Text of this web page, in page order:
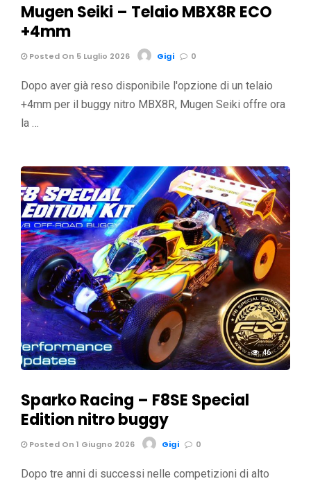
Mugen Seiki – Telaio MBX8R ECO
+4mm
Posted On 5 Luglio 2026 Gigi 0
Dopo aver già reso disponibile l'opzione di un telaio
+4mm per il buggy nitro MBX8R, Mugen Seiki offre ora
la …
46
Sparko Racing – F8SE Special
Edition nitro buggy
Posted On 1 Giugno 2026 Gigi 0
Dopo tre anni di successi nelle competizioni di alto